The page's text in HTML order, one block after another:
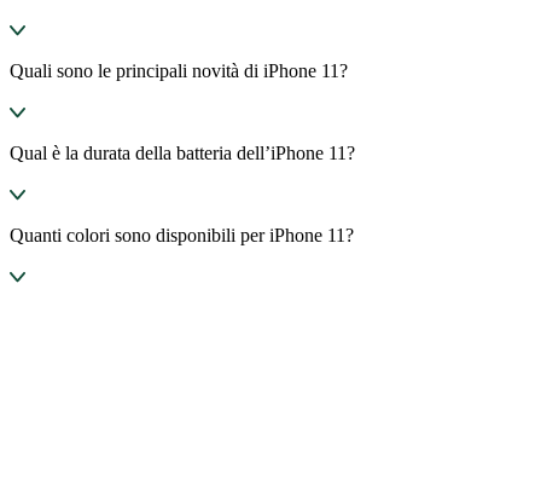
Quali sono le principali novità di iPhone 11?
Qual è la durata della batteria dell’iPhone 11?
Quanti colori sono disponibili per iPhone 11?